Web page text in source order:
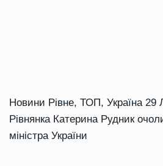
Новини Рівне, ТОП, Україна 29
Рівнянка Катерина Рудник
міністра України